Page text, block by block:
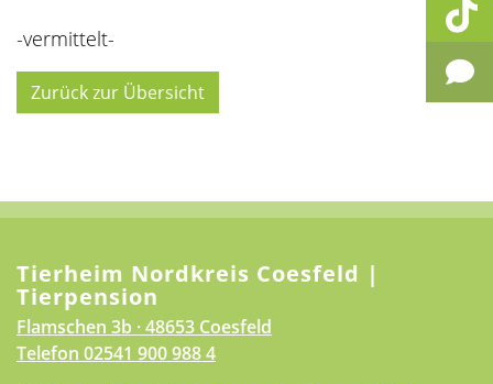
-vermittelt-
Zurück zur Übersicht
Tierheim Nordkreis Coesfeld |
Tierpension
Flamschen 3b · 48653 Coesfeld
Telefon 02541 900 988 4